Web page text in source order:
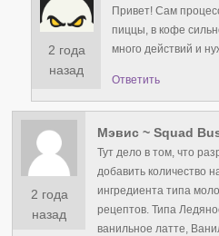
2 года
назад
Привет! Сам
пиццы, в кофе
много действий и
Ответить
2 года
назад
Мэвис ~ Squad
Тут дело в том, что
добавить количество
ингредиента типа
рецептов. Типа
ванильное латте,